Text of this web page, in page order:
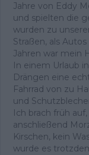
Jahre von Eddy
und spielten die
wurden zu
Straßen, als
Jahren war mein
In einem Urlaub
Drängen eine
Fahrrad von zu
und
Ich brach früh
anschließend
Kirschen, kein
wurde es